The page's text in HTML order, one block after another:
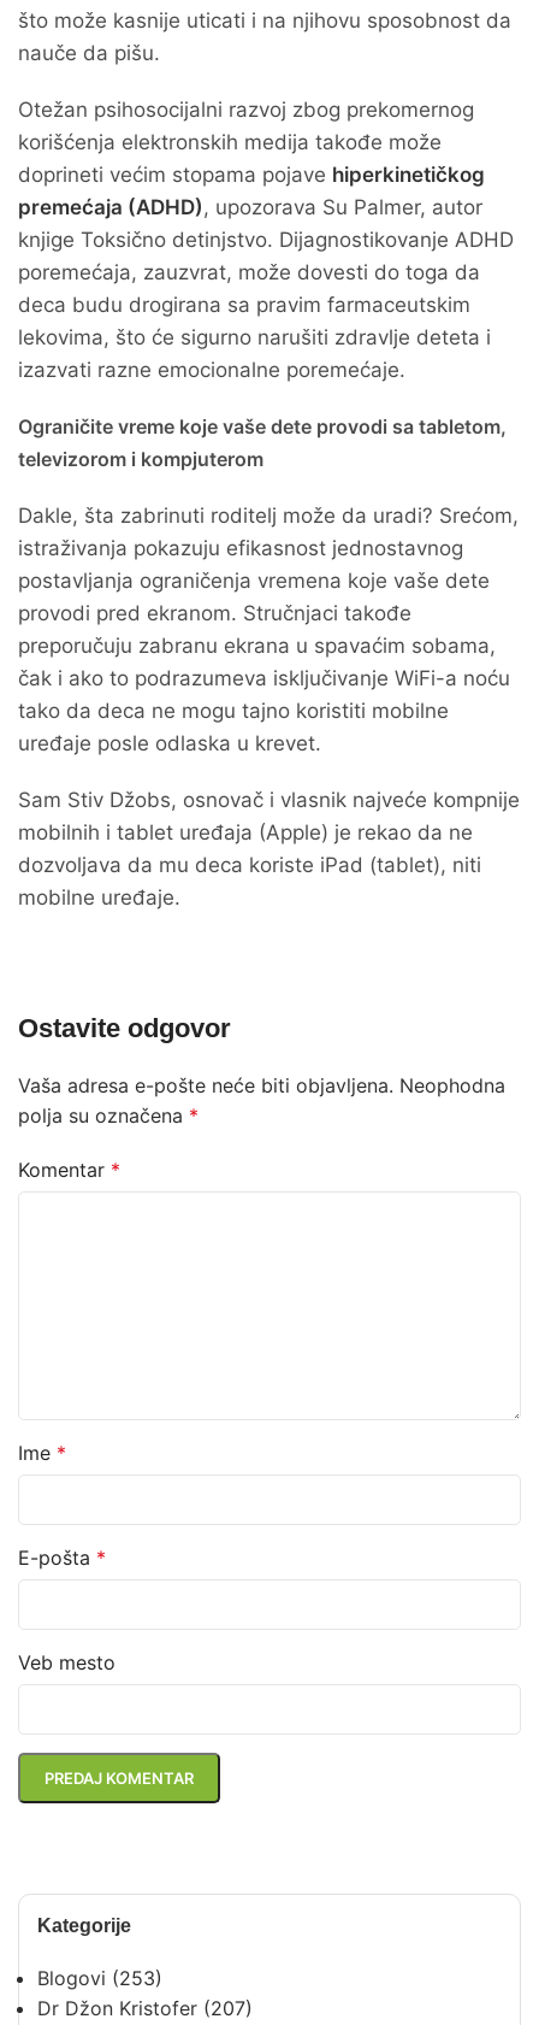
Kategorije
Blogovi (253)
Dr Džon Kristofer (207)
što može kasnije uticati i na njihovu sposobnost da
nauče da pišu.
Otežan psihosocijalni razvoj zbog prekomernog
korišćenja elektronskih medija takođe može
doprineti većim stopama pojave hiperkinetičkog
premećaja (ADHD), upozorava Su Palmer, autor
knjige Toksično detinjstvo. Dijagnostikovanje ADHD
poremećaja, zauzvrat, može dovesti do toga da
deca budu drogirana sa pravim farmaceutskim
lekovima, što će sigurno narušiti zdravlje deteta i
izazvati razne emocionalne poremećaje.
Ograničite vreme koje vaše dete provodi sa tabletom,
televizorom i kompjuterom
Dakle, šta zabrinuti roditelj može da uradi? Srećom,
istraživanja pokazuju efikasnost jednostavnog
postavljanja ograničenja vremena koje vaše dete
provodi pred ekranom. Stručnjaci takođe
preporučuju zabranu ekrana u spavaćim sobama,
čak i ako to podrazumeva isključivanje WiFi-a noću
tako da deca ne mogu tajno koristiti mobilne
uređaje posle odlaska u krevet.
Sam Stiv Džobs, osnovač i vlasnik najveće kompnije
mobilnih i tablet uređaja (Apple) je rekao da ne
dozvoljava da mu deca koriste iPad (tablet), niti
mobilne uređaje.
Ostavite odgovor
Vaša adresa e-pošte neće biti objavljena. Neophodna
polja su označena *
Komentar *
Ime *
E-pošta *
Veb mesto